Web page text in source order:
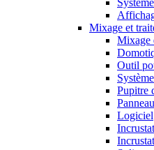
Mixage et
Mixage
Outil
Pupitre
Logiciel